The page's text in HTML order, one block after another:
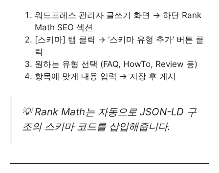
워드프레스 관리자 글쓰기 화면 → 하단 Rank
Math SEO 섹션
[스키마] 탭 클릭 → ‘스키마 유형 추가’ 버튼 클
릭
원하는 유형 선택 (FAQ, HowTo, Review 등)
항목에 맞게 내용 입력 → 저장 후 게시
💡 Rank Math는 자동으로 JSON-LD 구
조의 스키마 코드를 삽입해줍니다.